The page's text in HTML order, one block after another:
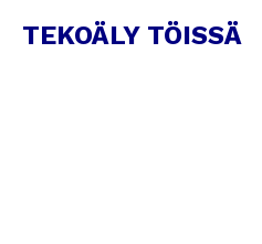
TEKOÄLY TÖISSÄ